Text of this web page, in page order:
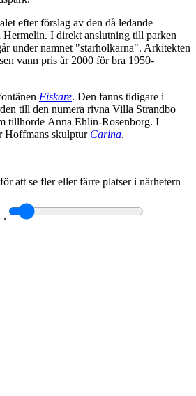
efter förslag av den då ledande
Hermelin. I direkt anslutning till parken
under namnet "starholkarna". Arkitekten
vann pris år 2000 för bra 1950-
Fiskare. Den fanns tidigare i
till den numera rivna Villa Strandbo
tillhörde Anna Ehlin-Rosenborg. I
Hoffmans skulptur Carina.
att se fler eller färre platser i närhetern
.